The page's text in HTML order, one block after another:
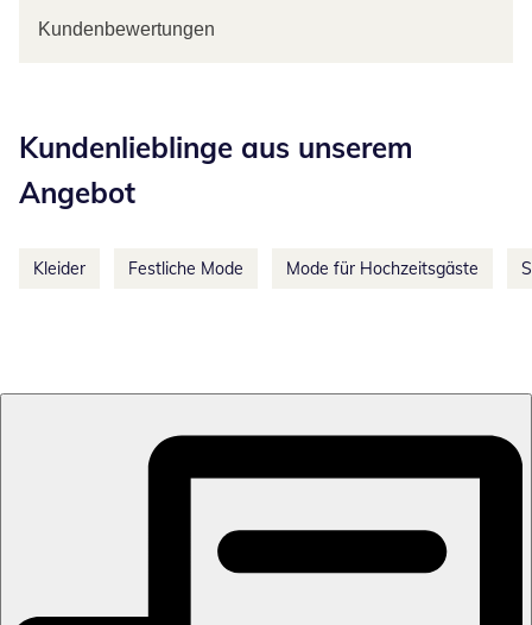
Kundenbewertungen
Kundenlieblinge aus unserem
Angebot
Kleider Festliche Mode Mode für Hochzeitsgäste